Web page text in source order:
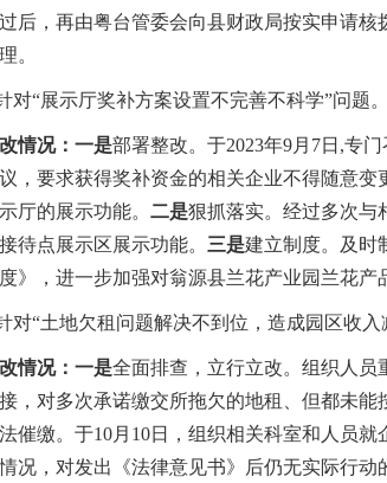
后，再由粤台管委会向县财政局按实申请
。
“展示厅奖补方案设置不完善不科学”问题。
情况： 一是部署整改。于2023年9月7日,专
，要求获得奖补资金的相关企业不得随意
厅的展示功能。 二是狠抓落实。经过多次与
待点展示区展示功能。 三是建立制度。及时
》，进一步加强对翁源县兰花产业园兰花产
“土地欠租问题解决不到位，造成园区收入
情况： 一是全面排查，立行立改。组织人员
，对多次承诺缴交所拖欠的地租、但都未能
催缴。于10月10日，组织相关科室和人员
况，对发出《法律意见书》后仍无实际行